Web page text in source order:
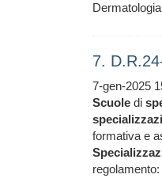
7.
7-gen-2025
Scuole di
formativa e